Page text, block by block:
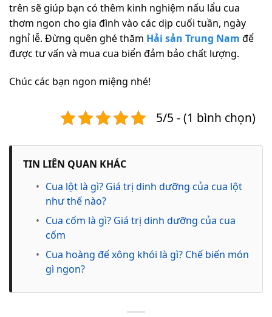
trên sẽ giúp bạn có thêm kinh nghiệm nấu lẩu cua
thơm ngon cho gia đình vào các dịp cuối tuần, ngày
nghỉ lễ. Đừng quên ghé thăm Hải sản Trung Nam để
được tư vấn và mua cua biển đảm bảo chất lượng.
Chúc các bạn ngon miệng nhé!
5/5 - (1 bình chọn)
TIN LIÊN QUAN KHÁC
• Cua lột là gì? Giá trị dinh dưỡng của cua lột
như thế nào?
• Cua cốm là gì? Giá trị dinh dưỡng của cua
cốm
• Cua hoàng đế xông khói là gì? Chế biến món
gì ngon?